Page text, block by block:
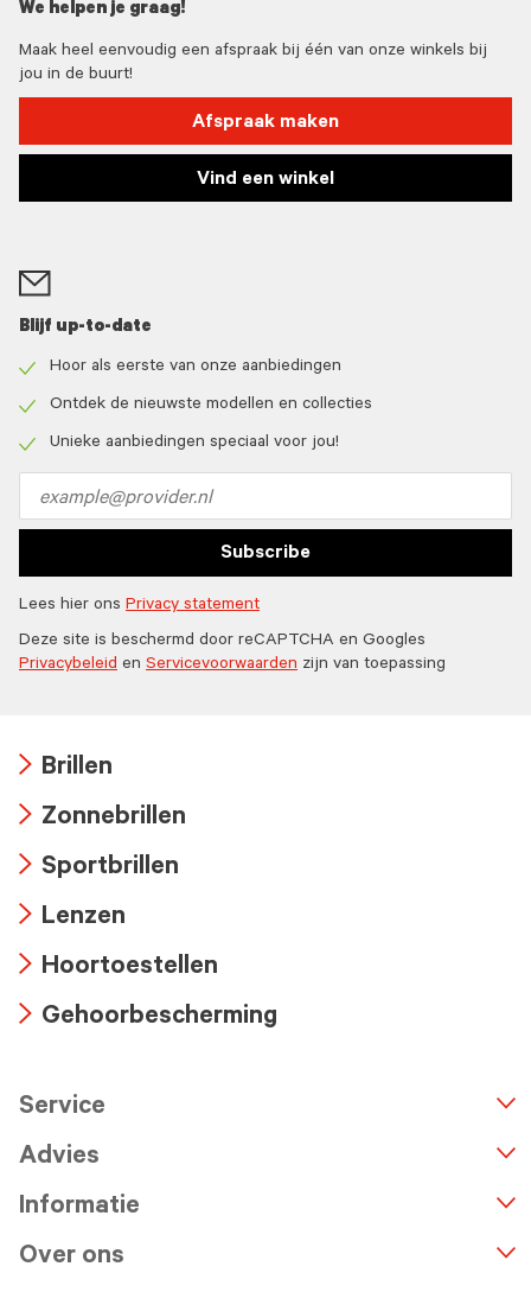
We helpen je graag!
Maak heel eenvoudig een afspraak bij één van onze winkels bij
jou in de buurt!
Afspraak maken
Vind een winkel
Blijf up-to-date
icon
Hoor als eerste van onze aanbiedingen
icon
Ontdek de nieuwste modellen en collecties
Unieke aanbiedingen speciaal voor jou!
address
Subscribe
Lees hier ons Privacy statement
Deze site is beschermd door reCAPTCHA en Googles
Privacybeleid en Servicevoorwaarden zijn van toepassing
icon
Brillen
icon
Zonnebrillen
icon
Sportbrillen
icon
Lenzen
icon
Hoortoestellen
Gehoorbescherming
Service
Advies
Informatie
Over ons